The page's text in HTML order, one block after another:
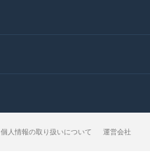
個人情報の取り扱いについて 運営会社